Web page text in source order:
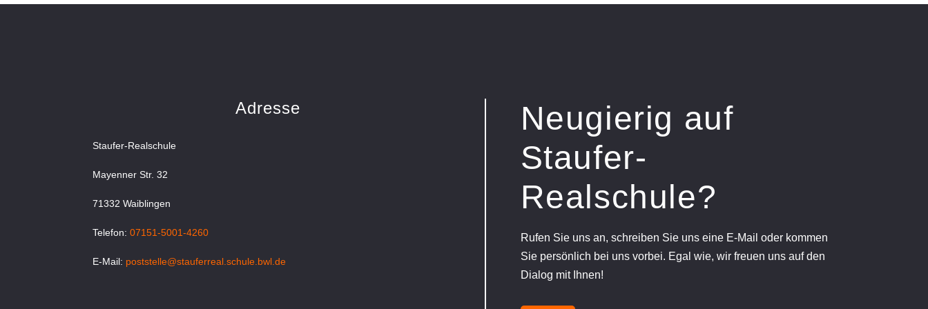
Adresse
Staufer-Realschule
Mayenner Str. 32
71332 Waiblingen
Telefon:07151-5001-4260
E-Mail: poststelle@stauferreal.schule.bwl.de
Neugierig auf
Staufer-
Realschule?
Rufen Sie uns an, schreiben Sie uns eine E-Mail oder kommen
Sie persönlich bei uns vorbei. Egal wie, wir freuen uns auf den
Dialog mit Ihnen!